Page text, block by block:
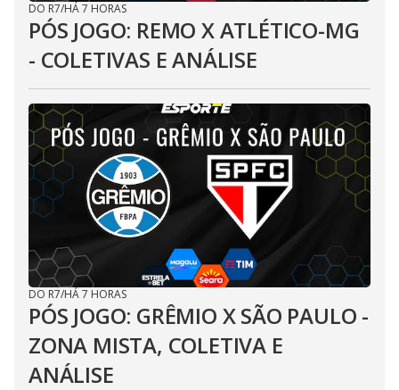
DO R7/HÁ 7 HORAS
PÓS JOGO: REMO X ATLÉTICO-MG
- COLETIVAS E ANÁLISE
DO R7/HÁ 7 HORAS
PÓS JOGO: GRÊMIO X SÃO PAULO -
ZONA MISTA, COLETIVA E
ANÁLISE